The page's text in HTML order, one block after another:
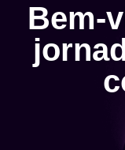
Bem-